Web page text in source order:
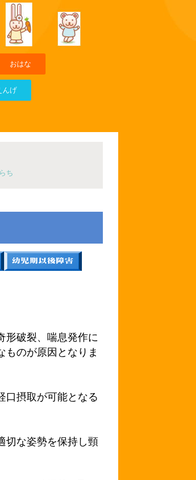
ち
おはな
んげ
形破裂、喘息発作に
ものが原因となりま
口摂取が可能となる
切な姿勢を保持し頸